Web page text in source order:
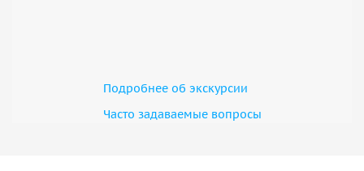
Подробнее об экскурсии
Часто задаваемые вопросы